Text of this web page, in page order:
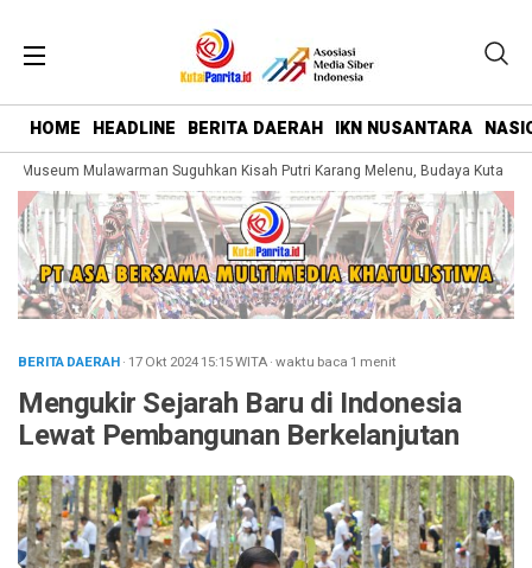
HOME HEADLINE BERITA DAERAH IKN NUSANTARA
Mulawarman Suguhkan Kisah Putri Karang Melenu, Budaya Kutai
BERITA DAERAH· 17 Okt 202415:15WITA·waktu baca 1 menit
Mengukir Sejarah Baru di Indonesia
Lewat Pembangunan Berkelanjutan